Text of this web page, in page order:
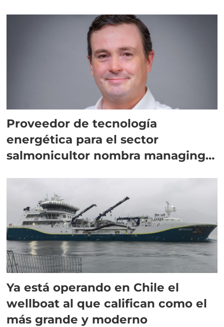
Proveedor de tecnología
energética para el sector
salmonicultor nombra managing
Ya está operando en Chile el
wellboat al que califican como el
más grande y moderno